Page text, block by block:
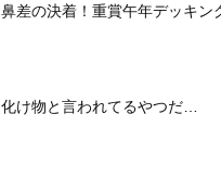
鼻差の決着！重賞午年デッキン
化け物と言われてるやつだ…